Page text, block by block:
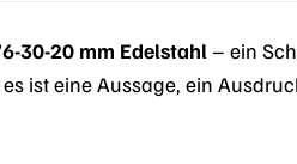
30-20 mm Edelstahl – ein
ist eine Aussage, ein